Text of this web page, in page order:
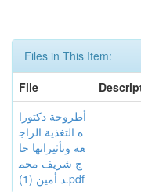
Files in This Item:
File
أطروحة دكتورا
ه التغذية الراج
عة وتأثيراتها حا
ج شريف محم
د أمين (1).pdf